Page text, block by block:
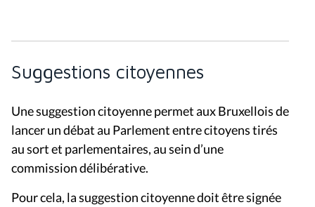
Suggestions citoyennes
Une suggestion citoyenne permet aux Bruxellois de
lancer un débat au Parlement entre citoyens tirés
au sort et parlementaires, au sein d’une
commission délibérative.
Pour cela, la suggestion citoyenne doit être signée